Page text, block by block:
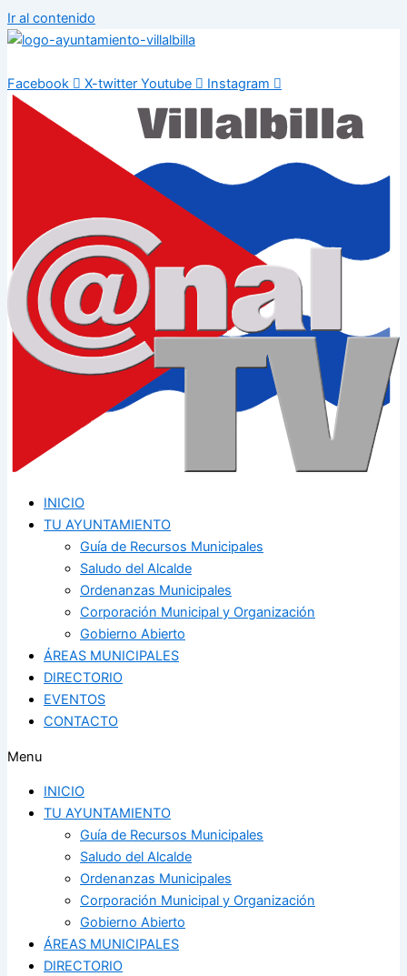
Ir al contenido
Facebook X-twitter Youtube Instagram
INICIO
TU AYUNTAMIENTO
Guía de Recursos Municipales
Saludo del Alcalde
Ordenanzas Municipales
Corporación Municipal y Organización
Gobierno Abierto
ÁREAS MUNICIPALES
DIRECTORIO
EVENTOS
CONTACTO
Menu
INICIO
TU AYUNTAMIENTO
Guía de Recursos Municipales
Saludo del Alcalde
Ordenanzas Municipales
Corporación Municipal y Organización
Gobierno Abierto
ÁREAS MUNICIPALES
DIRECTORIO